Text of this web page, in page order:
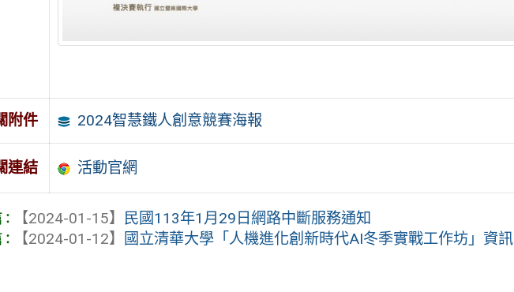
附件 2024智慧鐵人創意競賽海報
連結 活動官網
【2024-01-15】 民國113年1月29日網路中斷服務通知
【2024-01-12】
國立清華大學「人機進化創新時代AI冬季實戰工作坊」資訊